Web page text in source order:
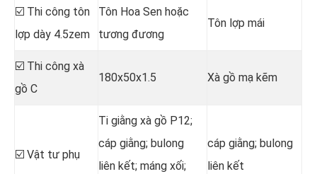
☑️ Thi công tôn
lợp dày 4.5zem
Tôn Hoa Sen hoặc
tương đương
Tôn lợp mái
☑️ Thi công xà
gồ C
180x50x1.5 Xà gồ mạ kẽm
☑️ Vật tư phụ
Ti giằng xà gồ P12;
cáp giằng; bulong
liên kết; máng xối;
cáp giằng; bulong
liên kết